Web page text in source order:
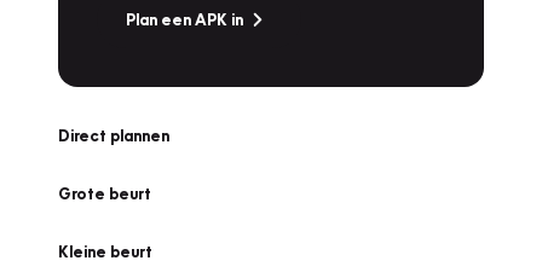
Plan een APK in
Direct plannen
Grote beurt
Kleine beurt